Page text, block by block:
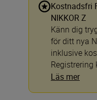
Kostnadsfri
NIKKOR Z
Känn dig
för ditt nya
inklusive
Registrering
Läs mer